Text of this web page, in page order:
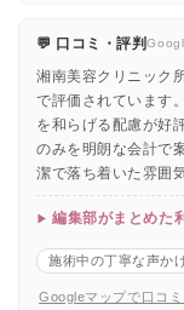
💬 口コミ・評判
湘南美容クリニック
で評価されています
を和らげる配慮が好
のみを明朗な会計で
潔で落ち着いた雰囲
編集部がまとめた
施術中の丁寧な声か
Googleマップで口コミ